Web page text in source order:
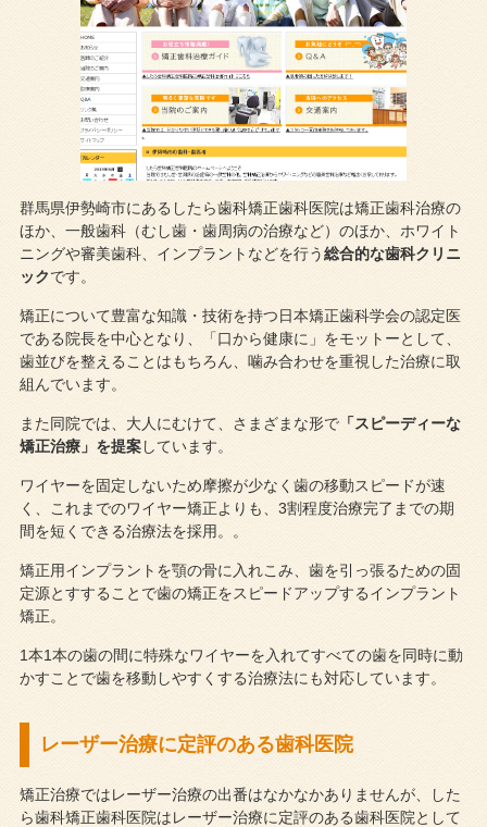
群馬県伊勢崎市にあるしたら歯科矯正歯科医院は矯正歯科治療の
ほか、一般歯科（むし歯・歯周病の治療など）のほか、ホワイト
ニングや審美歯科、インプラントなどを行う総合的な歯科クリニ
ックです。
矯正について豊富な知識・技術を持つ日本矯正歯科学会の認定医
である院長を中心となり、「口から健康に」をモットーとして、
歯並びを整えることはもちろん、噛み合わせを重視した治療に取
組んでいます。
また同院では、大人にむけて、さまざまな形で「スピーディーな
矯正治療」を提案しています。
ワイヤーを固定しないため摩擦が少なく歯の移動スピードが速
く、これまでのワイヤー矯正よりも、3割程度治療完了までの期
間を短くできる治療法を採用。。
矯正用インプラントを顎の骨に入れこみ、歯を引っ張るための固
定源とすすることで歯の矯正をスピードアップするインプラント
矯正。
1本1本の歯の間に特殊なワイヤーを入れてすべての歯を同時に動
かすことで歯を移動しやすくする治療法にも対応しています。
レーザー治療に定評のある歯科医院
矯正治療ではレーザー治療の出番はなかなかありませんが、した
ら歯科矯正歯科医院はレーザー治療に定評のある歯科医院として